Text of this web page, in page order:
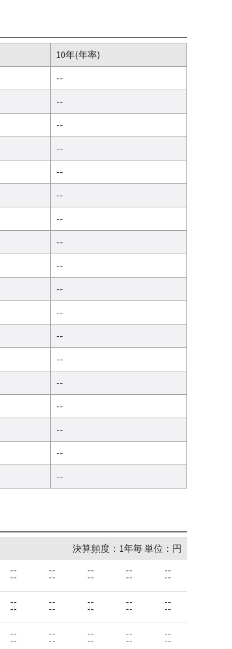
10年(年率)
--
--
--
--
--
--
--
--
--
--
--
--
--
--
--
--
--
--
決算頻度：1年毎 単位：円
--
--
--
--
--
--
--
--
--
--
--
--
--
--
--
--
--
--
--
--
--
--
--
--
--
--
--
--
--
--